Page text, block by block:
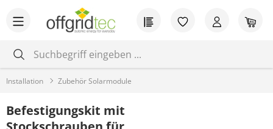
Zum Hauptinhalt springen Du hast 0
Installation Zubehör Solarmodule
Befestigungskit mit